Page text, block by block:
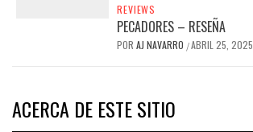
REVIEWS
PECADORES – RESEÑA
POR AJ NAVARRO /ABRIL 25, 2025
ACERCA DE ESTE SITIO